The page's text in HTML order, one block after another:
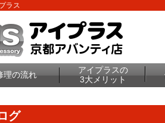
ラス
理の流れ
アイプラスの
3大メリット
グ